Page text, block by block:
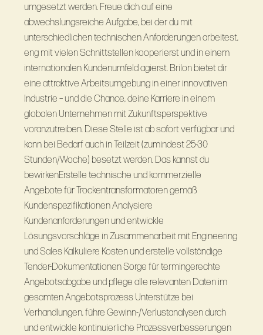
umgesetzt werden. Freue dich auf eine
abwechslungsreiche Aufgabe, bei der du mit
unterschiedlichen technischen Anforderungen arbeitest,
eng mit vielen Schnittstellen kooperierst und in einem
internationalen Kundenumfeld agierst. Brilon bietet dir
eine attraktive Arbeitsumgebung in einer innovativen
Industrie – und die Chance, deine Karriere in einem
globalen Unternehmen mit Zukunftsperspektive
voranzutreiben. Diese Stelle ist ab sofort verfügbar und
kann bei Bedarf auch in Teilzeit (zumindest 25-30
Stunden/Woche) besetzt werden. Das kannst du
bewirkenErstelle technische und kommerzielle
Angebote für Trockentransformatoren gemäß
Kundenspezifikationen Analysiere
Kundenanforderungen und entwickle
Lösungsvorschläge in Zusammenarbeit mit Engineering
und Sales Kalkuliere Kosten und erstelle vollständige
Tender-Dokumentationen Sorge für termingerechte
Angebotsabgabe und pflege alle relevanten Daten im
gesamten Angebotsprozess Unterstütze bei
Verhandlungen, führe Gewinn-/Verlustanalysen durch
und entwickle kontinuierliche Prozessverbesserungen